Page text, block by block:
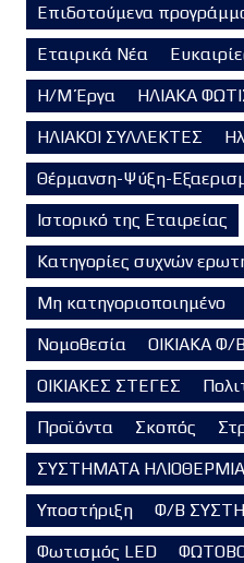
Επιδοτούμενα
Εταιρικά Νέα
Η/Μ Έργα
ΗΛΙΑΚΑ
ΗΛΙΑΚΟΙ ΣΥΛΛΕΚΤΕΣ
Θέρμανση-Ψύξη-
Ιστορικό της Εταιρείας
Κατηγορίες συχνών
Μη κατηγοριοποιημένο
Νομοθεσία
ΟΙΚΙΑΚΑ
ΟΙΚΙΑΚΕΣ ΣΤΕΓΕΣ
Προϊόντα
Σκοπός
ΣΥΣΤΗΜΑΤΑ
Υποστήριξη
Φ/Β
Φωτισμός LED